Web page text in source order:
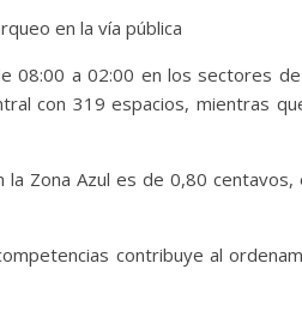
en la vía pública
08:00 a 02:00 en los sectores
con 319 espacios, mientras
la Zona Azul es de 0,80
contribuye al